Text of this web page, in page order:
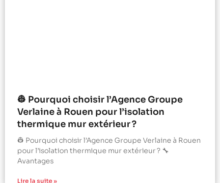
👷 Pourquoi choisir l’Agence Groupe
Verlaine à Rouen pour l’isolation
thermique mur extérieur ?
👷 Pourquoi choisir l’Agence Groupe Verlaine à Rouen
pour l’isolation thermique mur extérieur ? 🔧
Avantages
Lire la suite »